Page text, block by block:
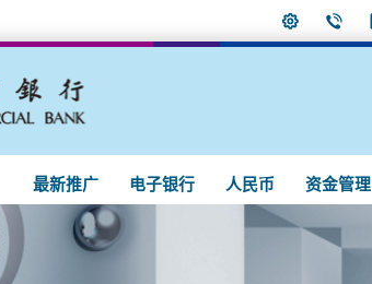
最新推广 电子银行 人民币 资金管理